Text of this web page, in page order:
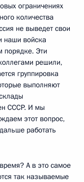
ограничениях
количества
не выведет свои
наши войска
порядке. Эти
решили,
группировка
выполняют
СССР. И мы
этот вопрос,
работать
А в это самое
так называемые